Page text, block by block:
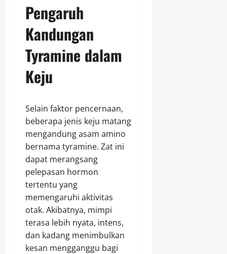
Pengaruh
Kandungan
Tyramine dalam
Keju
Selain faktor pencernaan,
beberapa jenis keju matang
mengandung asam amino
bernama tyramine. Zat ini
dapat merangsang
pelepasan hormon
tertentu yang
memengaruhi aktivitas
otak. Akibatnya, mimpi
terasa lebih nyata, intens,
dan kadang menimbulkan
kesan mengganggu bagi